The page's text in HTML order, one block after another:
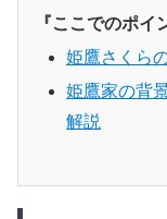
『ここでのポイ
姫鷹さくら
姫鷹家の背
解説